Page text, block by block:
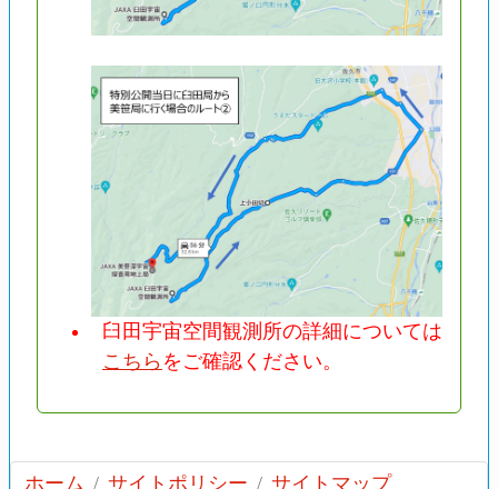
臼田宇宙空間観測所の詳細については
こちら をご確認ください。
ホーム サイトポリシー サイトマップ